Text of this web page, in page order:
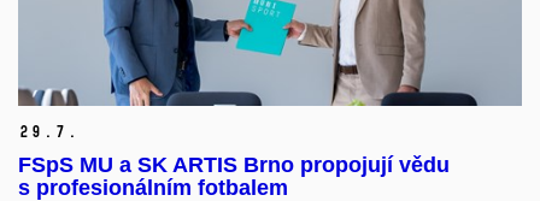
29. 7.
FSpS MU a SK ARTIS Brno propojují vědu
s profesionálním fotbalem